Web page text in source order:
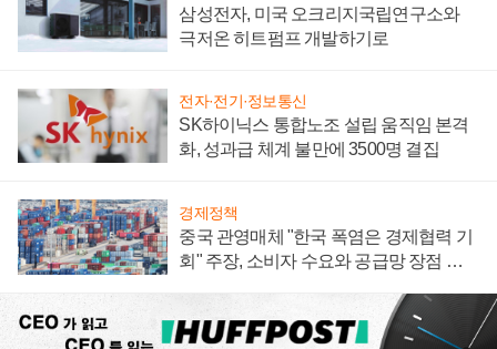
삼성전자, 미국 오크리지국립연구소와
극저온 히트펌프 개발하기로
전자·전기·정보통신
SK하이닉스 통합노조 설립 움직임 본격
화, 성과급 체계 불만에 3500명 결집
경제정책
중국 관영매체 "한국 폭염은 경제협력 기
회" 주장, 소비자 수요와 공급망 장점 강